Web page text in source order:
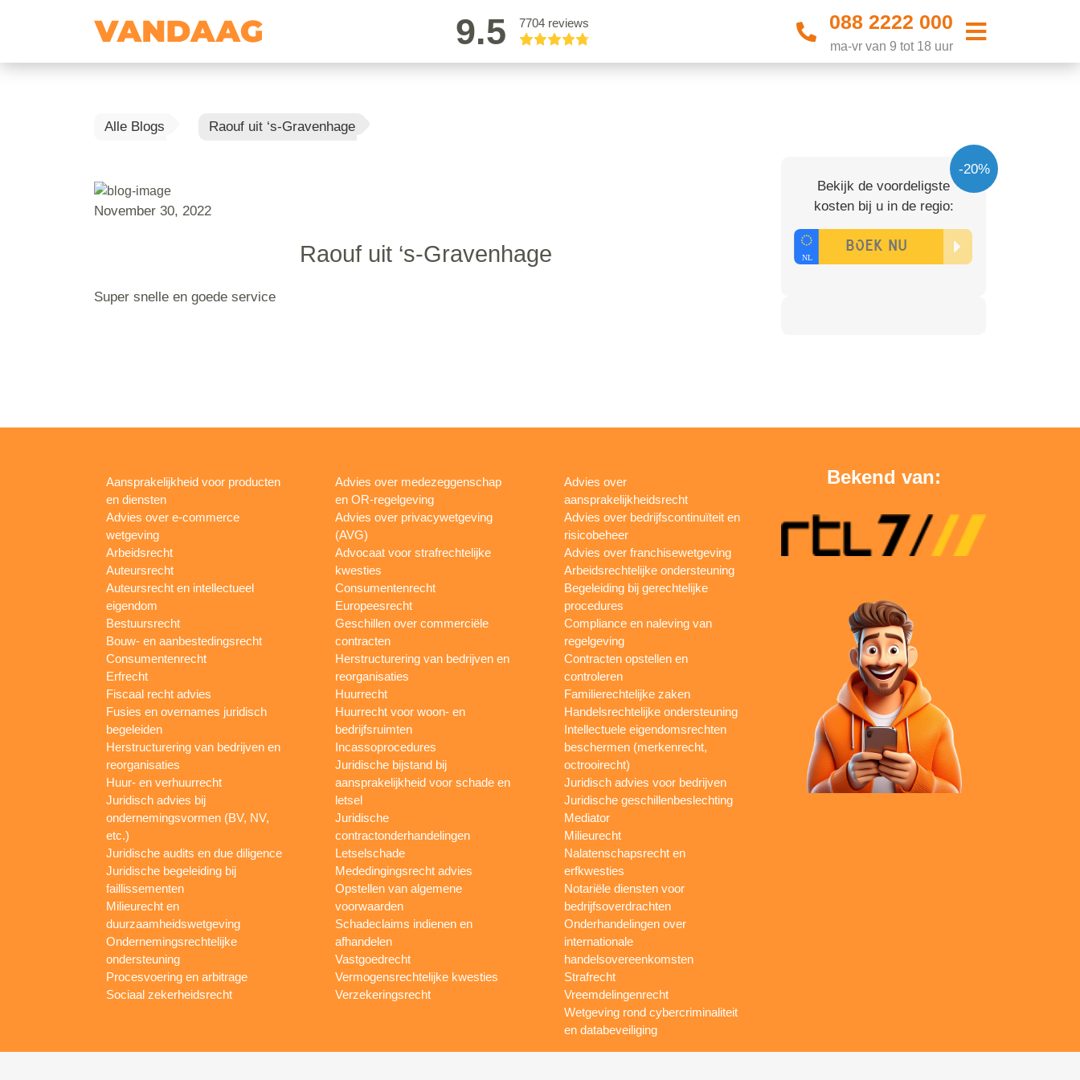
9.5 7704 reviews 088 2222 000
ma-vr van 9 tot 18 uur
Alle Blogs Raouf uit ‘s-Gravenhage
November 30, 2022
Raouf uit ‘s-Gravenhage
Super snelle en goede service
-20%
Bekijk de voordeligste
kosten bij u in de regio:
Aansprakelijkheid voor producten
en diensten
Advies over e-commerce
wetgeving
Arbeidsrecht
Auteursrecht
Auteursrecht en intellectueel
eigendom
Bestuursrecht
Bouw- en aanbestedingsrecht
Consumentenrecht
Erfrecht
Fiscaal recht advies
Fusies en overnames juridisch
begeleiden
Herstructurering van bedrijven en
reorganisaties
Huur- en verhuurrecht
Juridisch advies bij
ondernemingsvormen (BV, NV,
etc.)
Juridische audits en due diligence
Juridische begeleiding bij
faillissementen
Milieurecht en
duurzaamheidswetgeving
Ondernemingsrechtelijke
ondersteuning
Procesvoering en arbitrage
Sociaal zekerheidsrecht
Advies over medezeggenschap
en OR-regelgeving
Advies over privacywetgeving
(AVG)
Advocaat voor strafrechtelijke
kwesties
Consumentenrecht
Europeesrecht
Geschillen over commerciële
contracten
Herstructurering van bedrijven en
reorganisaties
Huurrecht
Huurrecht voor woon- en
bedrijfsruimten
Incassoprocedures
Juridische bijstand bij
aansprakelijkheid voor schade en
letsel
Juridische
contractonderhandelingen
Letselschade
Mededingingsrecht advies
Opstellen van algemene
voorwaarden
Schadeclaims indienen en
afhandelen
Vastgoedrecht
Vermogensrechtelijke kwesties
Verzekeringsrecht
Advies over
aansprakelijkheidsrecht
Advies over bedrijfscontinuïteit en
risicobeheer
Advies over franchisewetgeving
Arbeidsrechtelijke ondersteuning
Begeleiding bij gerechtelijke
procedures
Compliance en naleving van
regelgeving
Contracten opstellen en
controleren
Familierechtelijke zaken
Handelsrechtelijke ondersteuning
Intellectuele eigendomsrechten
beschermen (merkenrecht,
octrooirecht)
Juridisch advies voor bedrijven
Juridische geschillenbeslechting
Mediator
Milieurecht
Nalatenschapsrecht en
erfkwesties
Notariële diensten voor
bedrijfsoverdrachten
Onderhandelingen over
internationale
handelsovereenkomsten
Strafrecht
Vreemdelingenrecht
Wetgeving rond cybercriminaliteit
en databeveiliging
Bekend van: